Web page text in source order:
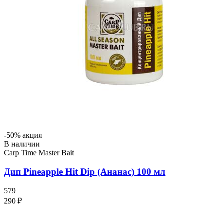
-50% акция
В наличии
Carp Time Master Bait
Дип Pineapple Hit Dip (Ананас) 100 мл
579
290 ₽